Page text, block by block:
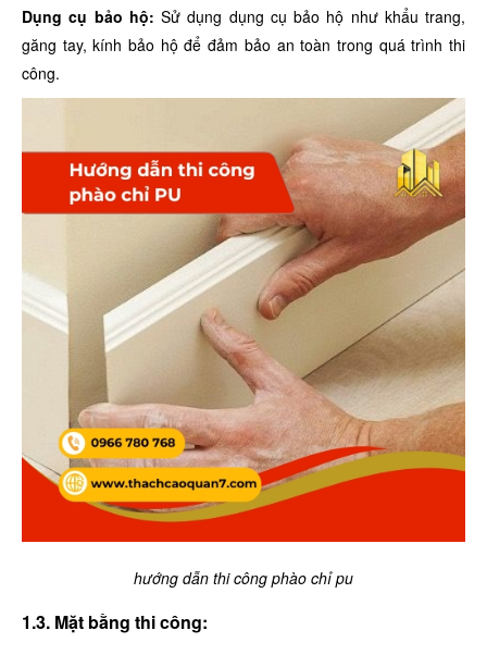
Dụng cụ bảo hộ: Sử dụng dụng cụ bảo hộ như khẩu trang,
găng tay, kính bảo hộ để đảm bảo an toàn trong quá trình thi
công.
hướng dẫn thi công phào chỉ pu
1.3. Mặt bằng thi công: